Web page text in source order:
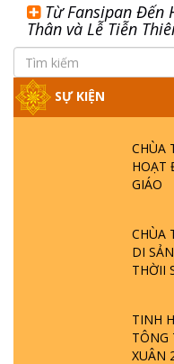
Từ Fansipan Đến
Thân và Lễ Tiễn
SỰ KIỆN
CHÙA
HOẠT
GIÁO
CHÙA
DI
THỜII
TINH
TÔNG
XUÂN